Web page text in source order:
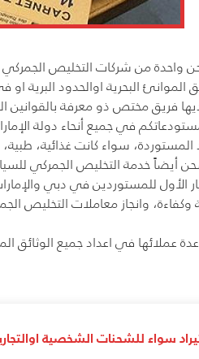
واحدة من شركات التخليص
الموانئ البحرية اوالحدود البرية او
فريق مختص ذو معرفة بالقوانين
في جميع أنحاء دولة
سواء كانت غذائية، طبية،
خدمة التخليص الجمركي
للمستوردين في دبي والإمارات
وانجاز معاملات التخليص
عملائها في اعداد جميع
سواء للشحنات الشخصية